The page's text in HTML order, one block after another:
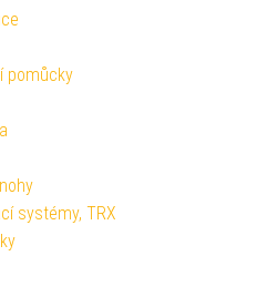
pomůcky
systémy, TRX